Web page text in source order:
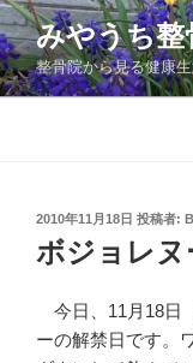
コ
ン
テ
ン
みやうち整
整骨院から見る健康
投
日:
2010年11月18日 投稿者:
ボジョレヌ
今日、11月18日
ーの解禁日です。